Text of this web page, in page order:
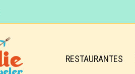
RESTAURANTES